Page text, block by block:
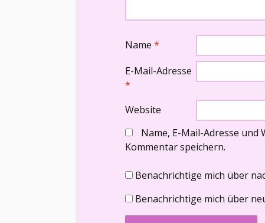
Name *
E-Mail-Adresse
*
Website
Name, E-Mail-Adresse
Kommentar speichern.
Benachrichtige mich über
Benachrichtige mich über